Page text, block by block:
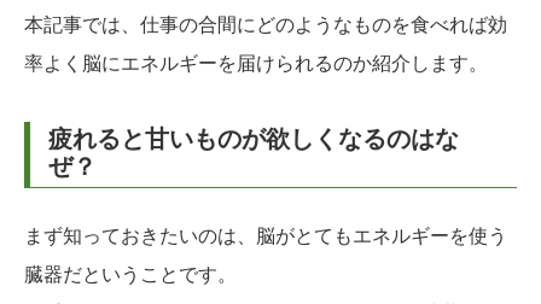
本記事では、仕事の合間にどのようなものを食べれば効
率よく脳にエネルギーを届けられるのか紹介します。
疲れると甘いものが欲しくなるのはな
ぜ？
まず知っておきたいのは、脳がとてもエネルギーを使う
臓器だということです。